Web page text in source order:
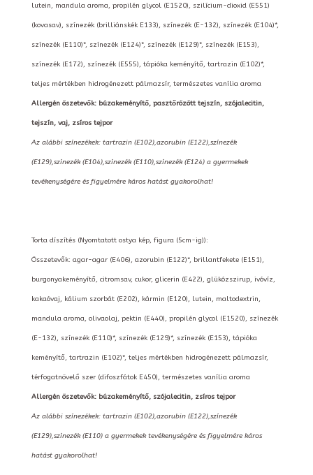
lutein, mandula aroma, propilén glycol (E1520), szilícium-dioxid (E551)
(kovasav), színezék (brilliánskék E133), színezék (E-132), színezék (E104)*,
színezék (E110)*, színezék (E124)*, színezék (E129)*, színezék (E153),
színezék (E172), színezék (E555), tápióka keményítő, tartrazin (E102)*,
teljes mértékben hidrogénezett pálmazsír, természetes vanília aroma
Allergén öszetevők: búzakeményítő, pasztőrözött tejszín, szójalecitin,
tejszín, vaj, zsíros tejpor
Az alábbi színezékek: tartrazin (E102),azorubin (E122),színezék
(E129),színezék (E104),színezék (E110),színezék (E124) a gyermekek
tevékenységére és figyelmére káros hatást gyakorolhat!
Torta díszítés (Nyomtatott ostya kép, figura (5cm-ig)):
Összetevők: agar-agar (E406), azorubin (E122)*, brillantfekete (E151),
burgonyakeményítő, citromsav, cukor, glicerin (E422), glükózszirup, ivóvíz,
kakaóvaj, kálium szorbát (E202), kármin (E120), lutein, maltodextrin,
mandula aroma, olivaolaj, pektin (E440), propilén glycol (E1520), színezék
(E-132), színezék (E110)*, színezék (E129)*, színezék (E153), tápióka
keményítő, tartrazin (E102)*, teljes mértékben hidrogénezett pálmazsír,
térfogatnövelő szer (difoszfátok E450), természetes vanília aroma
Allergén öszetevők: búzakeményítő, szójalecitin, zsíros tejpor
Az alábbi színezékek: tartrazin (E102),azorubin (E122),színezék
(E129),színezék (E110) a gyermekek tevékenységére és figyelmére káros
hatást gyakorolhat!